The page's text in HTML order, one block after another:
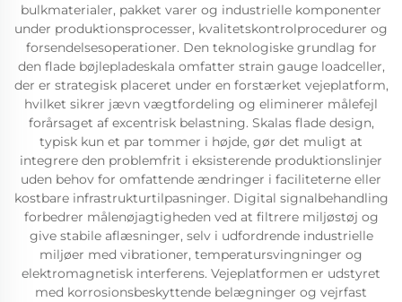
bulkmaterialer, pakket varer og industrielle komponenter
under produktionsprocesser, kvalitetskontrolprocedurer og
forsendelsesoperationer. Den teknologiske grundlag for
den flade bøjlepladeskala omfatter strain gauge loadceller,
der er strategisk placeret under en forstærket vejeplatform,
hvilket sikrer jævn vægtfordeling og eliminerer målefejl
forårsaget af excentrisk belastning. Skalas flade design,
typisk kun et par tommer i højde, gør det muligt at
integrere den problemfrit i eksisterende produktionslinjer
uden behov for omfattende ændringer i faciliteterne eller
kostbare infrastrukturtilpasninger. Digital signalbehandling
forbedrer målenøjagtigheden ved at filtrere miljøstøj og
give stabile aflæsninger, selv i udfordrende industrielle
miljøer med vibrationer, temperatursvingninger og
elektromagnetisk interferens. Vejeplatformen er udstyret
med korrosionsbeskyttende belægninger og vejrfast